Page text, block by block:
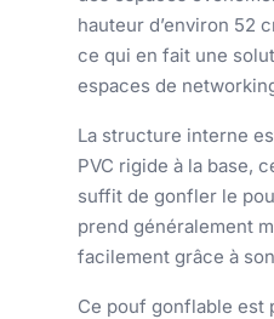
hauteur d’environ 52
ce qui en fait une
espaces de
La structure interne
PVC rigide à la base,
suffit de gonfler le
prend généralement
facilement grâce à
Ce pouf gonflable est